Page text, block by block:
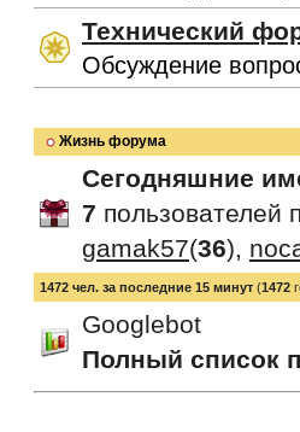
Технический
Обсуждение
Жизнь форума
Сегодняшние
7 пользователей
gamak57(36),
1472 чел. за последние 15 минут (1472
Googlebot
Полный список